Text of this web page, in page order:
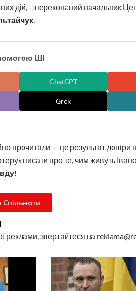
дій, – переконаний начальник
ШІ
ChatGPT
Grok
прочитали — це результат довіри
писати про те, чим живуть
реклами, звертайтеся на